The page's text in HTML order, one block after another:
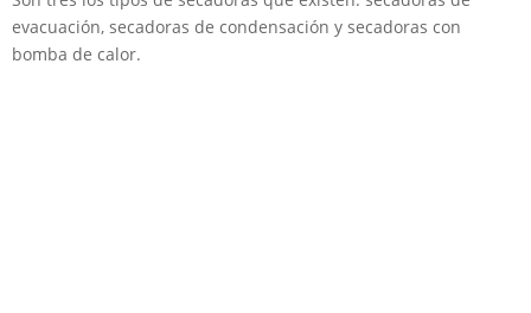
evacuación, secadoras de condensación y secadoras con
bomba de calor.